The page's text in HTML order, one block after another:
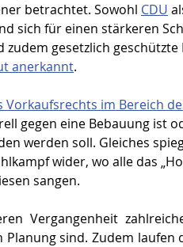
betrachtet. Sowohl CDU
sich für einen stärkeren
gesetzlich
anerkannt.
Vorkaufsrechts im Bereich
gegen eine Bebauung ist
werden soll. Gleiches
wider, wo alle das
sangen.
Vergangenheit
sind. Zudem laufen